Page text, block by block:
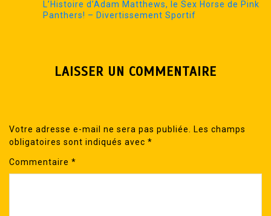
L’Histoire d’Adam Matthews, le Sex Horse de Pink
Panthers! – Divertissement Sportif
LAISSER UN COMMENTAIRE
Votre adresse e-mail ne sera pas publiée.
Les champs
obligatoires sont indiqués avec *
Commentaire *